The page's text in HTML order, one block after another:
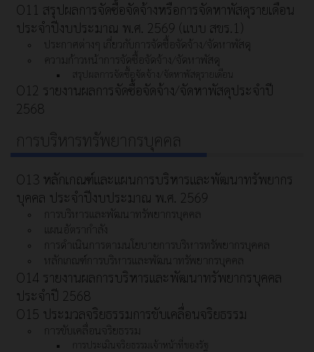
O11 สรุปผลการจัดซื้อจัดจ้างหรือการจัดหาพัสดุรายเดือน
ประจำปีงบประมาณ พ.ศ. 2569 (แบบ สขร.1)
ประกาศต่างๆ เกี่ยวกับการจัดซื้อจัดจ้าง/จัดหาพัสดุ
ความก้าวหน้าการจัดซื้อจัดจ้าง/จัดหาพัสดุ
สรุปผลการจัดซื้อจัดจ้าง/จัดหาพัสดุรายเดือน
O12 รายงานผลการจัดซื้อจัดจ้าง/จัดหาพัสดุประจำปี
2568
การบริหารทรัพยากรบุคคล
O13 หลักเกณฑ์และแผนการบริหารและพัฒนาทรัพยากร
บุคคล ประจำปีงบประมาณ พ.ศ. 2569
การบริหารและพัฒนาทรัพยากรบุคคล
แผนอัตรากำลัง
การดำเนินการตามนโยบายการบริหารทรัพยากรบุคคล
หลักเกณฑ์การบริหารและพัฒนาทรัพยากรบุคคล
O14 รายงานผลการบริหารและพัฒนาทรัพยากรบุคคล
ประจำปี 2568
O15 ประมวลจริยธรรมการขับเคลื่อนจริยธรรม
การขับเคลื่อนจริยธรรม
การประเมินจริยธรรมเจ้าหน้าที่ของรัฐ